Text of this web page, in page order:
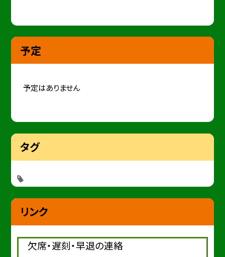
予定
予定はありません
タグ
リンク
欠席・遅刻・早退の連絡